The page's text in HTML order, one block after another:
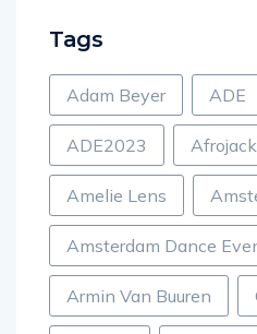
Tags
Adam Beyer ADE
ADE2023 Afrojack
Amelie Lens
Amsterdam Dance
Armin Van Buuren